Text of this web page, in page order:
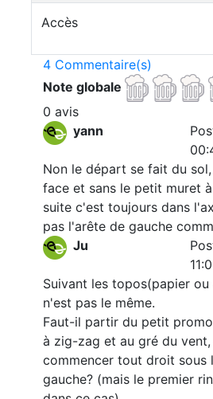
Accès
4 Commentaire(s)
Note globale
0 avis
yann
Non le départ se fait du
face et sans le petit muret
suite c'est toujours dans
pas l'arête de gauche
Ju
Suivant les topos(papier
n'est pas le même.
Faut-il partir du petit
à zig-zag et au gré du
commencer tout droit sous
gauche? (mais le premier